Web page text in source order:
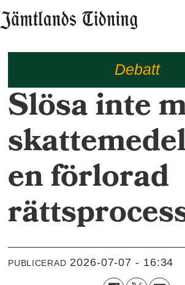
Debatt
Slösa inte
en förlorad
PUBLICERAD 2026-07-07 - 16:34